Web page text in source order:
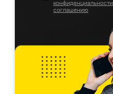
конфиденциальности
соглашению